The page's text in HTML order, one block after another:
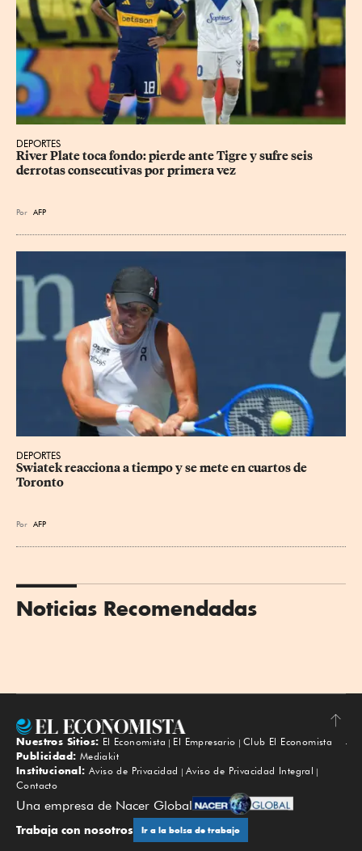
DEPORTES
River Plate toca fondo: pierde ante Tigre y sufre seis
derrotas consecutivas por primera vez
Por AFP
DEPORTES
Swiatek reacciona a tiempo y se mete en cuartos de
Toronto
Por AFP
Noticias Recomendadas
Subir
Nuestros Sitios: El Economista El Empresario
Club El Economista
Publicidad: Mediakit
Institucional: Aviso de Privacidad
Aviso de Privacidad Integral
Contacto
Una empresa de Nacer Global
Trabaja con nosotros Ir a la bolsa de trabajo